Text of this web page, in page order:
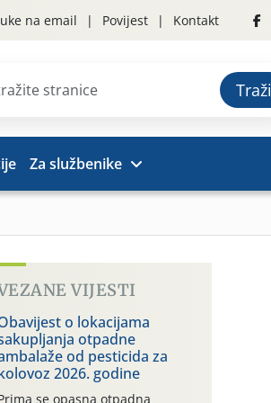
na email Povijest Kontakt
Traži
Za službenike
VIJESTI
o lokacijama
otpadne
od pesticida za
2026. godine
se opasna otpadna